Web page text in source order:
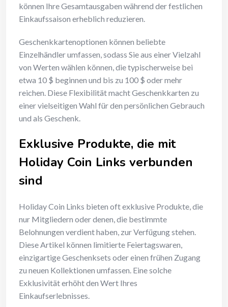
können Ihre Gesamtausgaben während der festlichen
Einkaufssaison erheblich reduzieren.
Geschenkkartenoptionen können beliebte
Einzelhändler umfassen, sodass Sie aus einer Vielzahl
von Werten wählen können, die typischerweise bei
etwa 10 $ beginnen und bis zu 100 $ oder mehr
reichen. Diese Flexibilität macht Geschenkkarten zu
einer vielseitigen Wahl für den persönlichen Gebrauch
und als Geschenk.
Exklusive Produkte, die mit
Holiday Coin Links verbunden
sind
Holiday Coin Links bieten oft exklusive Produkte, die
nur Mitgliedern oder denen, die bestimmte
Belohnungen verdient haben, zur Verfügung stehen.
Diese Artikel können limitierte Feiertagswaren,
einzigartige Geschenksets oder einen frühen Zugang
zu neuen Kollektionen umfassen. Eine solche
Exklusivität erhöht den Wert Ihres
Einkaufserlebnisses.